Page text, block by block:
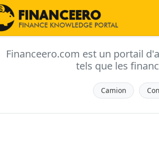
Financeero.com est un portail
tels que les
Camion